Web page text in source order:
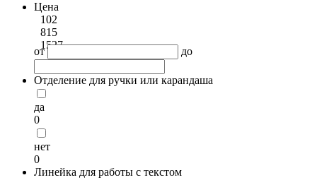
Цена
102
815
1527
от до
Отделение для ручки или карандаша
да
0
нет
0
Линейка для работы с текстом